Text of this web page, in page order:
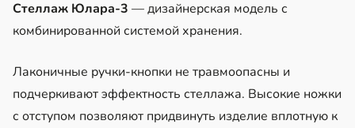
Стеллаж Юлара-3 — дизайнерская модель с
комбинированной системой хранения.
Лаконичные ручки-кнопки не травмоопасны и
подчеркивают эффектность стеллажа. Высокие ножки
с отступом позволяют придвинуть изделие вплотную к